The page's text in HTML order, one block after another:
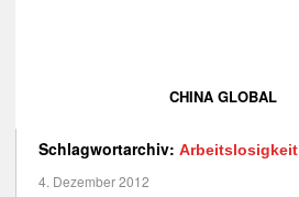
CHINA GLOBAL
Schlagwortarchiv: Arbeitslosigkeit
4. Dezember 2012